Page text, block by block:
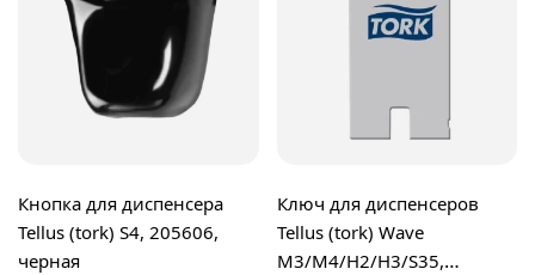
Кнопка для диспенсера
Tellus (tork) S4, 205606,
черная
Ключ для диспенсеров
Tellus (tork) Wave
M3/M4/H2/H3/S35,